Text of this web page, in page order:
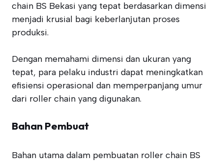
chain BS Bekasi yang tepat berdasarkan dimensi
menjadi krusial bagi keberlanjutan proses
produksi.
Dengan memahami dimensi dan ukuran yang
tepat, para pelaku industri dapat meningkatkan
efisiensi operasional dan memperpanjang umur
dari roller chain yang digunakan.
Bahan Pembuat
Bahan utama dalam pembuatan roller chain BS